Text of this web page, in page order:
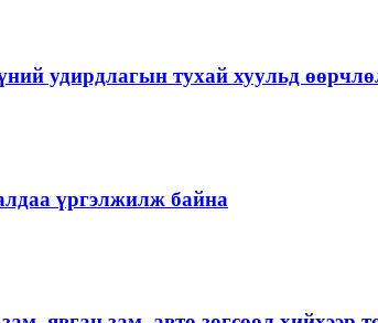
удирдлагын тухай хуульд
үргэлжилж байна